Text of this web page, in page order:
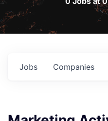
Jobs Companies